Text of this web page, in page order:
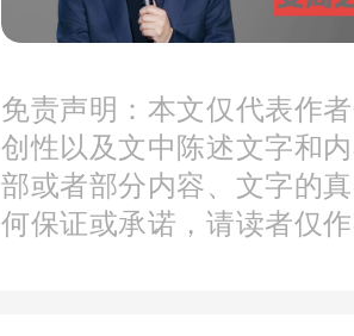
线”从早上9点到
安排工作人员到
询解答，同时根
进行应急接驳，
免责声明：本文仅代表作
创性以及文中陈述文字和
部或者部分内容、文字的
何保证或承诺，请读者仅